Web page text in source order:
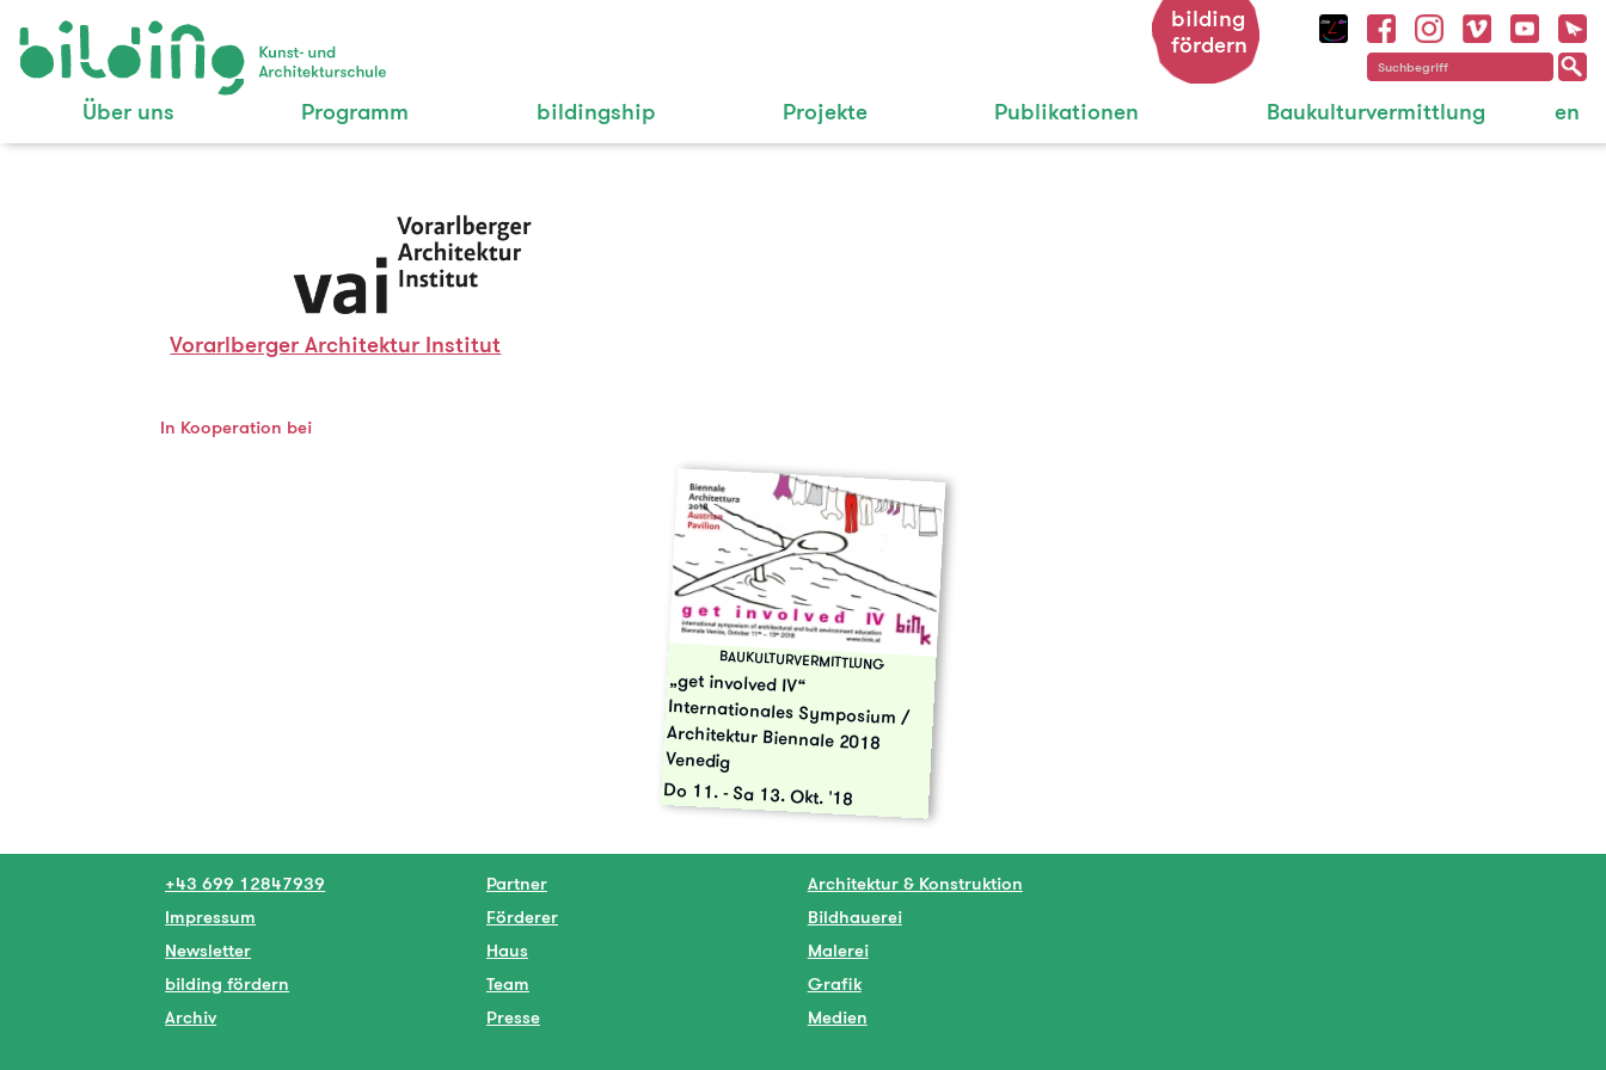
Über uns Programm bildingship Projekte Publikationen Baukulturvermittlung en
bilding
fördern
Vorarlberger Architektur Institut
In Kooperation bei
BAUKULTURVERMITTLUNG
„get involved IV“
Internationales Symposium /
Architektur Biennale 2018
Venedig
Do 11.-Sa 13. Okt. '18
+43 699 12847939
Impressum
Newsletter
bilding fördern
Archiv
Partner
Förderer
Haus
Team
Presse
Architektur & Konstruktion
Bildhauerei
Malerei
Grafik
Medien